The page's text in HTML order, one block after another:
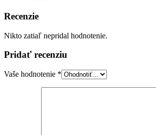
Recenzie
Nikto zatiaľ nepridal hodnotenie.
Pridať recenziu
Vaše hodnotenie *